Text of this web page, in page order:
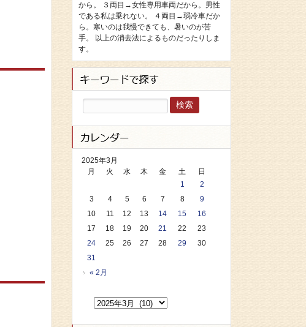
から。 ３両目→女性専用車両だから。男性
である私は乗れない。 ４両目→弱冷車だか
ら。寒いのは我慢できても、暑いのが苦
手。 以上の消去法によるものだったりしま
す。
検
索:
2025年3月
月
火 水 木 金 土
日
1
2
3
4 5 6 7 8
9
10
11 12 13 14 15
16
17
18 19 20 21 22
23
24
25 26 27 28 29
30
31
« 2月